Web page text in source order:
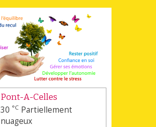
Pont-A-Celles
30 °C Partiellement
nuageux